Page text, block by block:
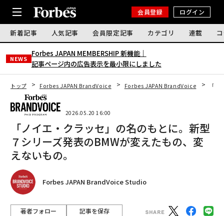
会員登録 ログイン
新着記事 人気記事 会員限定記事 カテゴリ 連載
NEWS
Forbes JAPAN MEMBERSHIP 新機能｜
記事ページ内の広告表示を最小限にしました
トップ Forbes JAPAN BrandVoice Forbes JAPAN BrandVoice 「
2026.05.20 16:00
「ノイエ・クラッセ」の名のもとに。新型
７シリーズ発表のBMWが変えたもの、変
えないもの。
Forbes JAPAN BrandVoice Studio
著者フォロー 記事を保存